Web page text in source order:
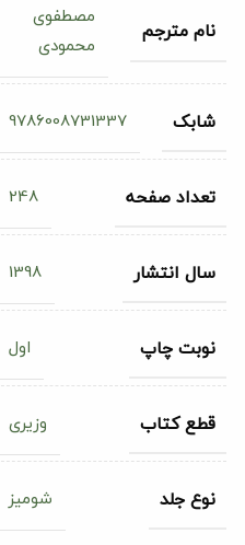
نام مترجم
مصطفوی
محمودی
شابک 9786008731337
تعداد صفحه 248
سال انتشار 1398
نوبت چاپ اول
قطع کتاب وزیری
نوع جلد شومیز